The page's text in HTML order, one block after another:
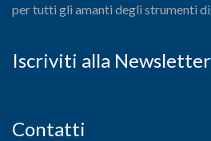
per tutti gli amanti degli strumenti
Iscriviti alla Newsletter
Contatti